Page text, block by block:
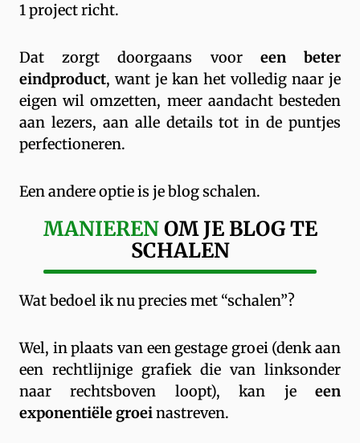
1 project richt.
Dat zorgt doorgaans voor een beter
eindproduct, want je kan het volledig naar je
eigen wil omzetten, meer aandacht besteden
aan lezers, aan alle details tot in de puntjes
perfectioneren.
Een andere optie is je blog schalen.
MANIERENOM JE BLOG TE
SCHALEN
Wat bedoel ik nu precies met “schalen”?
Wel, in plaats van een gestage groei (denk aan
een rechtlijnige grafiek die van linksonder
naar rechtsboven loopt), kan je een
exponentiële groeinastreven.